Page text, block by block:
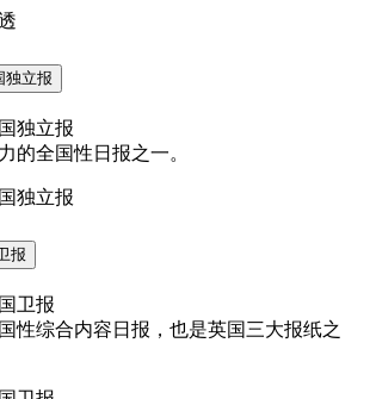
独立报
独立报
的全国性日报之一。
独立报
报
卫报
性综合内容日报，也是英国三大报纸之